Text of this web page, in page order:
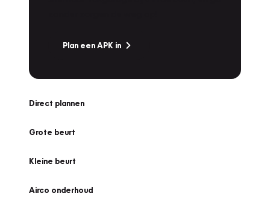
Plan een APK in
Direct plannen
Grote beurt
Kleine beurt
Airco onderhoud